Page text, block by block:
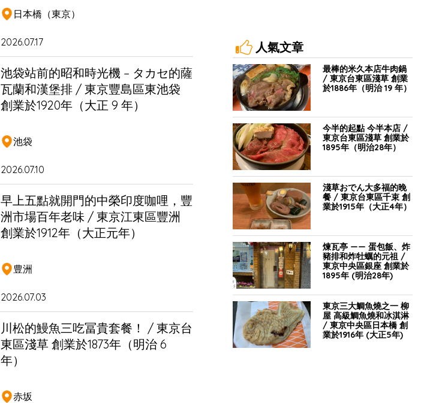
日本橋（東京）
2026.07.17
池袋站前的昭和時光機 – タカセ的薩
瓦蘭和漢堡排 / 東京豐島區東池袋
創業於1920年（大正 9 年）
池袋
2026.07.10
早上五點就開門的中榮印度咖哩，豐
洲市場百年老味 / 東京江東區豐洲
創業於1912年（大正元年）
豊洲
2026.07.03
川松的鰻魚三吃冨貴套餐！ / 東京台
東區淺草 創業於1873年（明治 6
年）
赤坂
人氣文章
最棒的米久本店牛肉鍋
/ 東京台東區淺草 創業
於1886年（明治 19 年）
今半的起點 今半本店 /
東京台東區淺草 創業於
1895年（明治28年）
淺草おでん大多福的晚
餐 / 東京台東區千束 創
業於1915年（大正4年）
煉瓦亭 —— 蛋包飯、炸
豬排和炸牡蠣的元祖 /
東京中央區銀座 創業於
1895年 (明治28年)
東京三大鯛魚燒之一 柳
屋 高級鯛魚燒和冰淇淋
/ 東京中央區日本橋 創
業於1916年 (大正5年)